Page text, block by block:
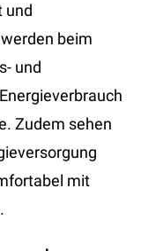
und
beim
und
Zudem sehen
mit